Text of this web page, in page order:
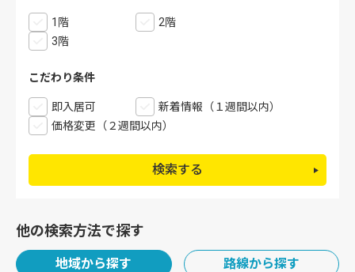
1階
2階
3階
こだわり条件
即入居可
新着情報（１週間以内）
価格変更（２週間以内）
検索する
他の検索方法で探す
地域から探す 路線から探す